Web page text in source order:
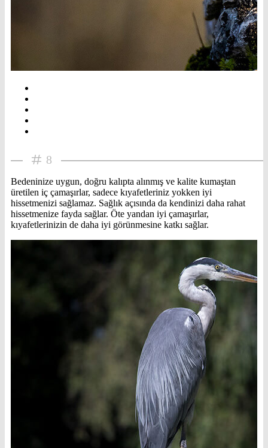
8
Bedeninize uygun, doğru kalıpta alınmış ve kalite kumaştan
üretilen iç çamaşırlar, sadece kıyafetleriniz yokken iyi
hissetmenizi sağlamaz. Sağlık açısında da kendinizi daha rahat
hissetmenize fayda sağlar. Öte yandan iyi çamaşırlar,
kıyafetlerinizin de daha iyi görünmesine katkı sağlar.